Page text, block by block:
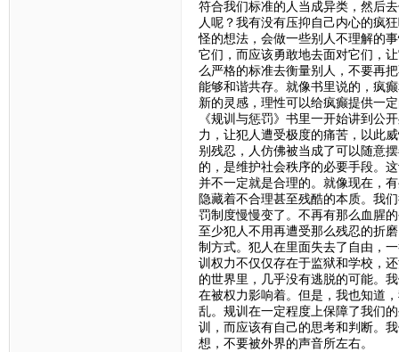
符合我们标准的人当成异类，然后
人呢？我有没有压抑自己内心的疯
怪的想法，会做一些别人不理解的
它们，而应该勇敢地去面对它们，
么严格的标准去衡量别人，不要再
能够和谐共存。就像书里说的，疯
新的灵感，理性可以给疯癫提供一
《规训与惩罚》书里一开始讲到公
力，让犯人遭受极度的痛苦，以此
别残忍，人仿佛被当成了可以随意
的，是维护社会秩序的必要手段。
并不一定就是合理的。就像现在，
隐藏着不合理甚至残酷的本质。我
罚制度慢慢变了。不再有那么血腥
至少犯人不用再遭受那么残忍的折
制方式。犯人在里面失去了自由，
训权力不仅仅存在于监狱和学校，
的世界里，几乎没有逃脱的可能。
在被权力影响着。但是，我也知道
乱。规训在一定程度上保障了我们
训，而应该有自己的思考和判断。
想，不要被外界的声音所左右。